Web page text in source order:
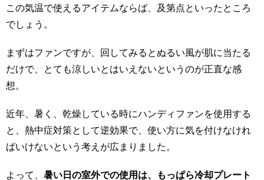
この気温で使えるアイテムならば、及第点といったところ
でしょう。
まずはファンですが、回してみるとぬるい風が肌に当たる
だけで、とても涼しいとはいえないというのが正直な感
想。
近年、暑く、乾燥している時にハンディファンを使用する
と、熱中症対策として逆効果で、使い方に気を付けなけれ
ばいけないという考えが広まりました。
よって、 暑い日の室外での使用は、もっぱら冷却プレート